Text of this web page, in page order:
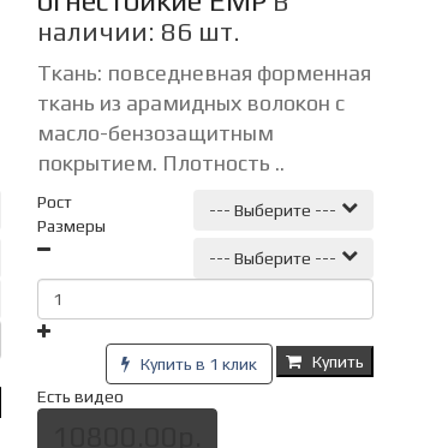
наличии: 86 шт.
Ткань: повседневная форменная
ткань из арамидных волокон с
масло-бензозащитным
покрытием. Плотность ..
Рост
--- Выберите ---
Размеры
--- Выберите ---
Купить в 1 клик
Купить
Есть видео